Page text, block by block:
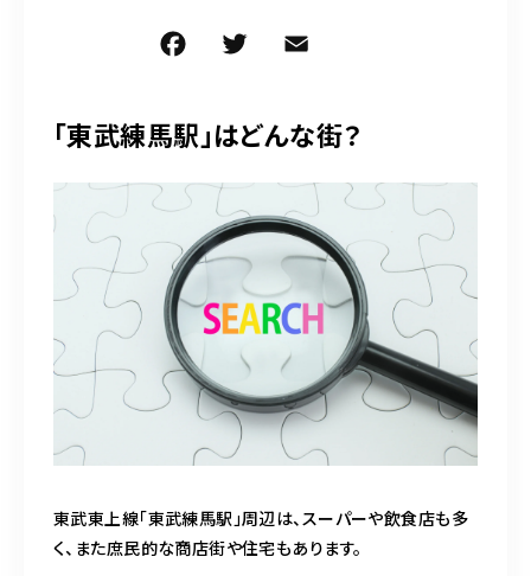
c
e
b
o
o
k
T
it
te
r
ai
l
「東武練馬駅」はどんな街？
東武東上線「東武練馬駅」周辺は、スーパーや飲食店も多
く、また庶民的な商店街や住宅もあります。